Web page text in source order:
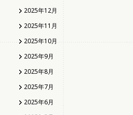
2025年12月
2025年11月
2025年10月
2025年9月
2025年8月
2025年7月
2025年6月